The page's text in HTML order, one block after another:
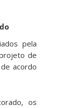
pela
de
acordo
, os